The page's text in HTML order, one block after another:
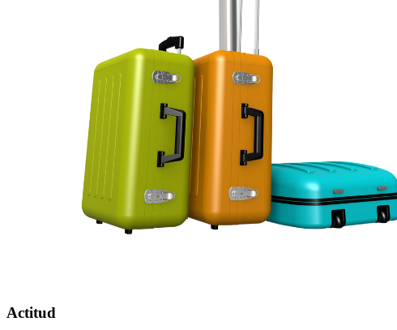
Actitud